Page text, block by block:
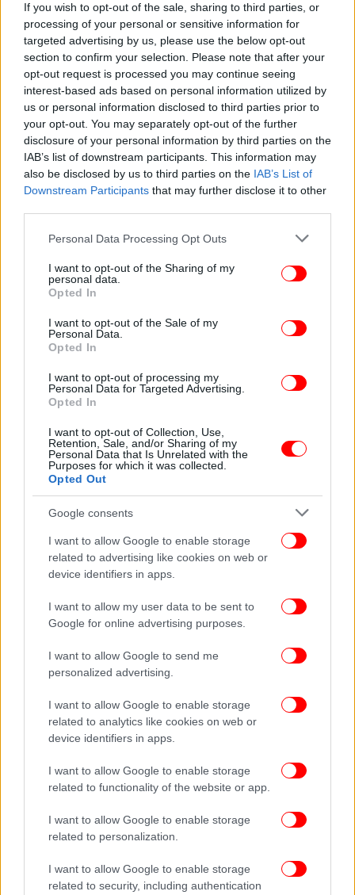
If you wish to opt-out of the sale, sharing to third parties, or
processing of your personal or sensitive information for
targeted advertising by us, please use the below opt-out
section to confirm your selection. Please note that after your
opt-out request is processed you may continue seeing
interest-based ads based on personal information utilized by
us or personal information disclosed to third parties prior to
your opt-out. You may separately opt-out of the further
disclosure of your personal information by third parties on the
IAB’s list of downstream participants. This information may
also be disclosed by us to third parties on the IAB’s List of
Downstream Participants that may further disclose it to other
Please note that this website/app uses one or more Google
not limited to your visit or usage behaviour. You may click to
grant or deny consent to Google and its third-party tags to
use your data for below specified purposes in below Google
consent section.
Personal Data Processing Opt Outs
I want to opt-out of the Sharing of my
personal data.
Opted In
I want to opt-out of the Sale of my
Personal Data.
Opted In
I want to opt-out of processing my
Personal Data for Targeted Advertising.
Opted In
I want to opt-out of Collection, Use,
Retention, Sale, and/or Sharing of my
Personal Data that Is Unrelated with the
Purposes for which it was collected.
Opted Out
Google consents
I want to allow Google to enable storage
related to advertising like cookies on web or
device identifiers in apps.
I want to allow my user data to be sent to
Google for online advertising purposes.
I want to allow Google to send me
personalized advertising.
I want to allow Google to enable storage
related to analytics like cookies on web or
device identifiers in apps.
I want to allow Google to enable storage
related to functionality of the website or app.
I want to allow Google to enable storage
related to personalization.
I want to allow Google to enable storage
related to security, including authentication
«Το αμερικανικό τραπεζικό σύστημα είναι ισχυρό
ως προς την κεφαλαιοποίηση και τη ρευστότητα,
και το αμερικανικό χρηματοπιστωτικό σύστημα
είναι ανθεκτικό»,προσθέτουν.
Το υπουργείο Οικονομικών των ΗΠΑ και η Fed
βρίσκονταν «σε στενή επαφή» με τους διεθνείς
ομολόγους τους για να υποστηρίξουν την
επιχείρηση εξαγοράς.
Στο Λονδίνο, η βρετανική κυβέρνηση χαιρέτισε τις
ενέργειες των ελβετικών αρχών για τη διευκόλυνση
διαβεβαίωσε ότι το βρετανικό τραπεζικό σύστημα
είναι «ασφαλές».
«Η βρετανική κυβέρνηση χαιρετίζει τις ενέργειες
των ελβετικών αρχών προς τη διευκόλυνση
εξαγοράς της Credit Suisse από τη UBS για την
υποστήριξη της χρηματοπιστωτικής
σταθερότητας»,
Οικονομικών της Βρετανίας Τζέρεμι Χαντ.
Τράπεζα της Αγγλίας επιβεβαίωσε πως το
τραπεζικό σύστημα στο Ηνωμένο Βασίλειο είναι
ασφαλές, υγιές και κεφαλαιοποιημένο»
της Αγγλίας.